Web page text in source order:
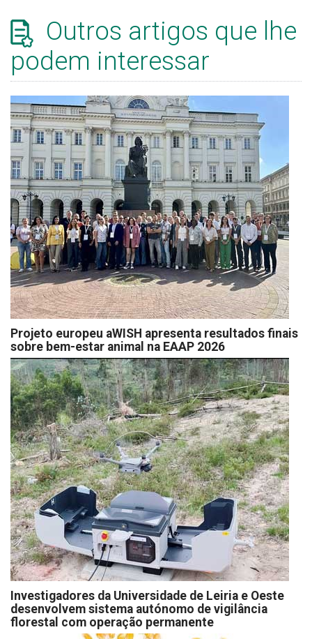
Outros artigos que lhe
podem interessar
Projeto europeu aWISH apresenta resultados finais
sobre bem-estar animal na EAAP 2026
Investigadores da Universidade de Leiria e Oeste
desenvolvem sistema autónomo de vigilância
florestal com operação permanente